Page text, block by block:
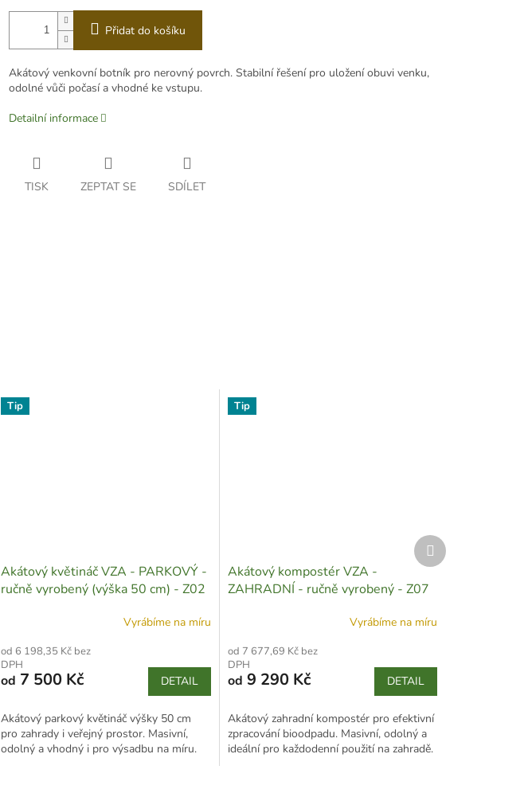
Přidat do košíku
Akátový venkovní botník pro nerovný povrch. Stabilní řešení pro uložení obuvi venku,
odolné vůči počasí a vhodné ke vstupu.
Detailní informace
TISK ZEPTAT SE SDÍLET
Tip
Akátový květináč VZA - PARKOVÝ -
ručně vyrobený (výška 50 cm) - Z02
Vyrábíme na míru
od 6 198,35 Kč bez
DPH
od 7 500 Kč DETAIL
Akátový parkový květináč výšky 50 cm
pro zahrady i veřejný prostor. Masivní,
odolný a vhodný i pro výsadbu na míru.
Tip
Akátový kompostér VZA -
ZAHRADNÍ - ručně vyrobený - Z07
Vyrábíme na míru
od 7 677,69 Kč bez
DPH
od 9 290 Kč DETAIL
Akátový zahradní kompostér pro efektivní
zpracování bioodpadu. Masivní, odolný a
ideální pro každodenní použití na zahradě.
Další
produkt